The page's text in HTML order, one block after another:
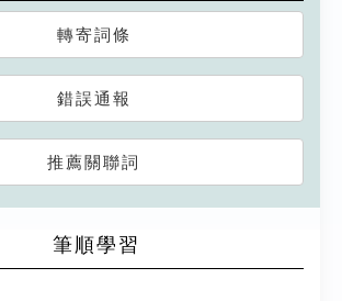
轉寄詞條
錯誤通報
推薦關聯詞
筆順學習